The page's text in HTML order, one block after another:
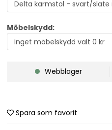
Möbelskydd:
Webblager
Spara som favorit